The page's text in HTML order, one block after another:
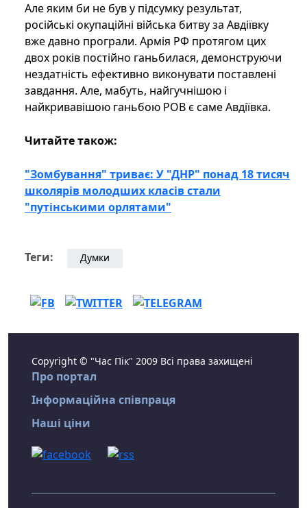
Але яким би не був у підсумку результат,
російські окупаційні війська битву за Авдіївку
вже давно програли. Армія РФ протягом цих
двох років постійно ганьбилася, демонструючи
нездатність ефективно виконувати поставлені
завдання. Але, мабуть, найгучнішою і
найкривавішою ганьбою РОВ є саме Авдіївка.
Читайте також:
"Зомбування" триває: У "ДНР" понад 18 тисяч
школярів молодших класів стали
"путінськими орлятами"
Теги: Думки
Copyright © "Час Пік" 2009 Всі права захищені
Про портал
Інформаційна співпраця
Наші ціни